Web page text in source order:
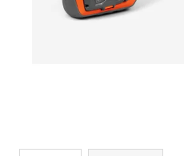
5132002593